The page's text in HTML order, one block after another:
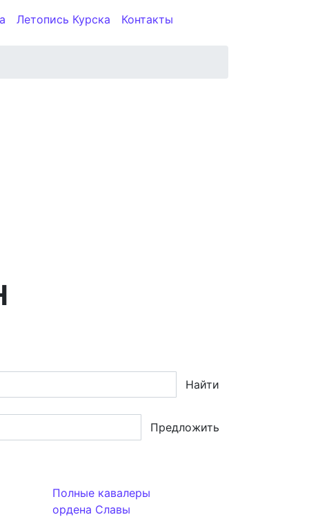
Летопись Курска Контакты
Найти
Предложить
Полные кавалеры
ордена Славы